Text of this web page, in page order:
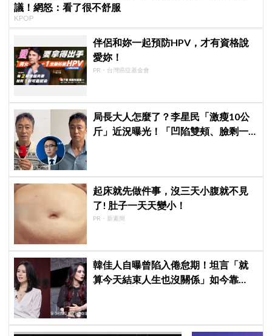
議！網怒：看了很不舒服
KPOP
伴侶和妳一起預防HPV，才有資格說
愛妳！
PR・台灣癌症基金會
局長大人怎麼了？李星民「激瘦10公
斤」近況曝光！「凹陷雙頰、臉剩一
起床就先做件事，沒三天小腹就不見
了! 肚子一天天變小！
PR・新素簡
韓佳人自曝曾陷入倦怠期！坦言「就
算今天結束人生也沒關係」如今靠